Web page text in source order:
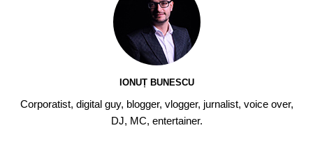
IONUȚ BUNESCU
Corporatist, digital guy, blogger, vlogger, jurnalist, voice over,
DJ, MC, entertainer.